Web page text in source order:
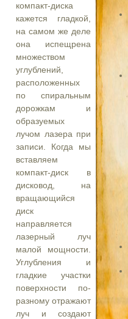
компакт-диска
кажется гладкой,
на самом же деле
она испещрена
множеством
углублений,
расположенных
по спиральным
дорожкам и
образуемых
лучом лазера при
записи. Когда мы
вставляем
компакт-диск в
дисковод, на
вращающийся
диск
направляется
лазерный луч
малой мощности.
Углубления и
гладкие участки
поверхности по-
разному отражают
луч и создают